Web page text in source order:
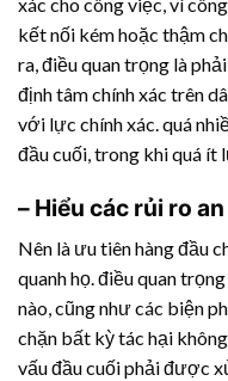
kết nối kém hoặc thậm
ra, điều quan trọng là
định tâm chính xác trên
với lực chính xác. quá
đầu cuối, trong khi quá ít
– Hiểu các rủi ro
Nên là ưu tiên hàng đầu
quanh họ. điều quan
nào, cũng như các biện
chặn bất kỳ tác hại
vấu đầu cuối phải được